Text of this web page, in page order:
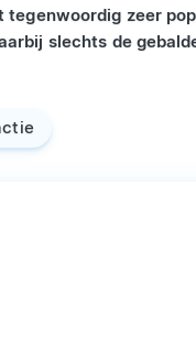
tegenwoordig zeer
slechts de